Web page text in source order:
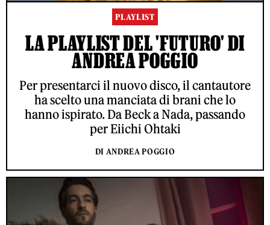
PLAYLIST
LA PLAYLIST DEL 'FUTURO' DI
ANDREA POGGIO
Per presentarci il nuovo disco, il cantautore
ha scelto una manciata di brani che lo
hanno ispirato. Da Beck a Nada, passando
per Eiichi Ohtaki
DI ANDREA POGGIO